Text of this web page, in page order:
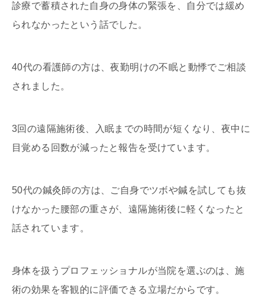
診療で蓄積された自身の身体の緊張を、自分では緩め
られなかったという話でした。
40代の看護師の方は、夜勤明けの不眠と動悸でご相談
されました。
3回の遠隔施術後、入眠までの時間が短くなり、夜中に
目覚める回数が減ったと報告を受けています。
50代の鍼灸師の方は、ご自身でツボや鍼を試しても抜
けなかった腰部の重さが、遠隔施術後に軽くなったと
話されています。
身体を扱うプロフェッショナルが当院を選ぶのは、施
術の効果を客観的に評価できる立場だからです。